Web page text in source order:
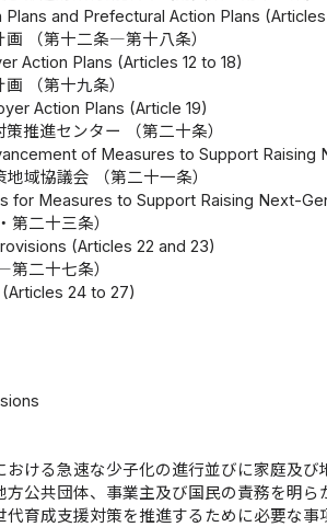
and Prefectural Action Plans (Articles
（第十二条―第十八条）
Action Plans (Articles 12 to 18)
（第十九条）
Action Plans (Article 19)
推進センター （第二十条）
of Measures to Support Raising
域協議会 （第二十一条）
for Measures to Support Raising Next-
二十三条）
(Articles 22 and 23)
二十七条）
24 to 27)
おける急速な少子化の進行並びに家庭及
公共団体、事業主及び国民の責務を明
育成支援対策を推進するために必要な